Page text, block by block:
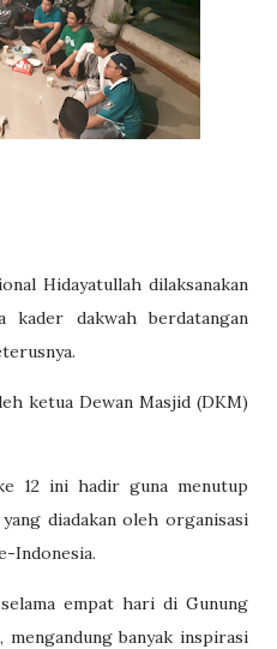
Hidayatullah dilaksanakan
kader dakwah berdatangan
ketua Dewan Masjid (DKM)
12 ini hadir guna menutup
diadakan oleh organisasi
Indonesia.
empat hari di Gunung
banyak inspirasi